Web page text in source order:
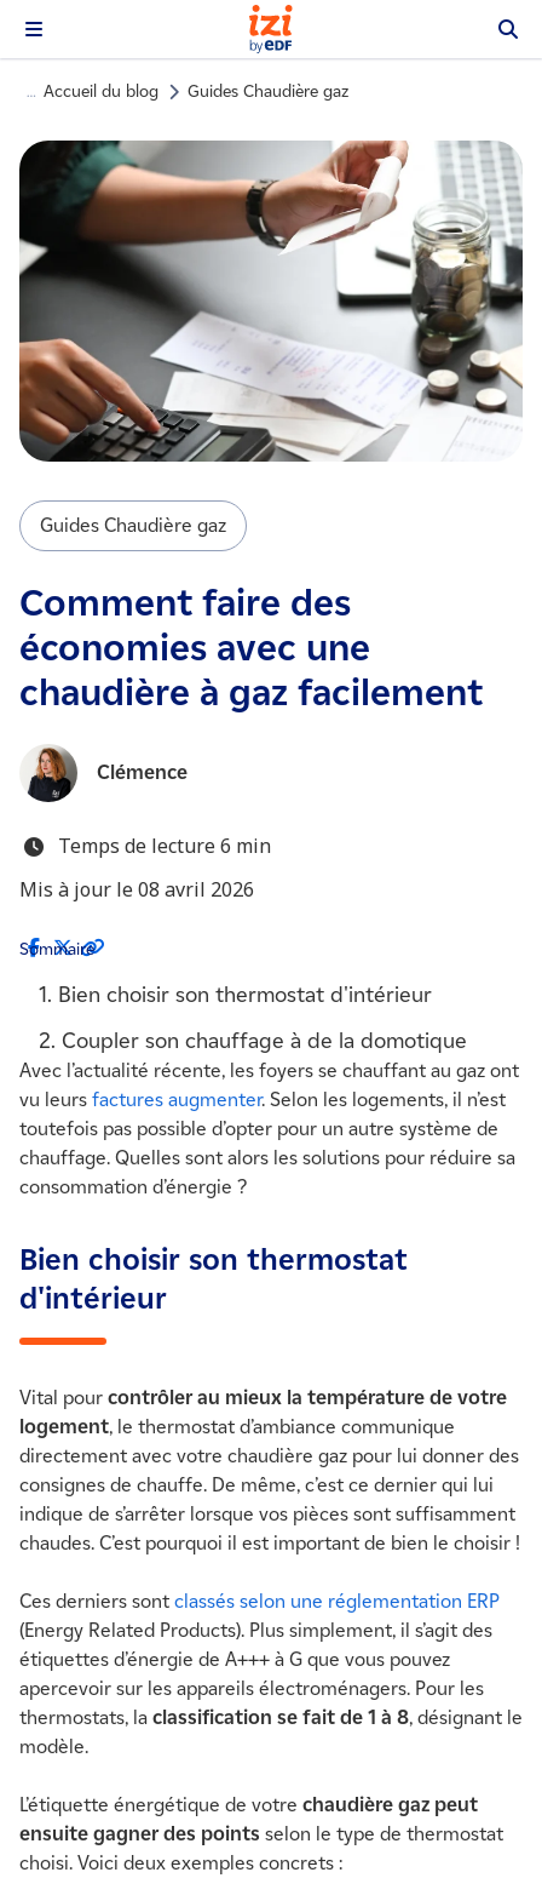
… Accueil du blog Guides Chaudière gaz
Guides Chaudière gaz
Comment faire des
économies avec une
chaudière à gaz facilement
Clémence
Temps de lecture 6 min
Mis à jour le 08 avril 2026
Sommaire
1. Bien choisir son thermostat d'intérieur
2. Coupler son chauffage à de la domotique
3. Installer des robinets thermostatiques sur ses
radiateurs
4. Régler correctement la température de ses
pièces
6. Réduire sa consommation avec une chaudière
plus récente
7. Revoir l'isolation de son logement
Avec l’actualité récente, les foyers se chauffant au gaz ont
vu leurs factures augmenter. Selon les logements, il n’est
toutefois pas possible d’opter pour un autre système de
chauffage. Quelles sont alors les solutions pour réduire sa
consommation d’énergie ?
Bien choisir son thermostat
d'intérieur
Vital pour contrôler au mieux la température de votre
logement, le thermostat d’ambiance communique
directement avec votre chaudière gaz pour lui donner des
consignes de chauffe. De même, c’est ce dernier qui lui
indique de s’arrêter lorsque vos pièces sont suffisamment
chaudes. C’est pourquoi il est important de bien le choisir !
Ces derniers sont classés selon une réglementation ERP
(Energy Related Products). Plus simplement, il s’agit des
étiquettes d’énergie de A+++ à G que vous pouvez
apercevoir sur les appareils électroménagers. Pour les
thermostats, la classification se fait de 1 à 8, désignant le
modèle.
L’étiquette énergétique de votre chaudière gaz peut
ensuite gagner des points selon le type de thermostat
choisi. Voici deux exemples concrets :